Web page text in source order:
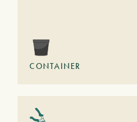
CONTAINER